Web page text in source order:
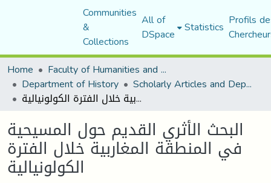
Communities
&
Collections
All of
DSpace Statistics Profils
Home
Faculty of Humanities and Social Sciences
Department of History Scholarly Articles and Department Publications
البحث الأثري القديم حول المسيحية في المنطقة المغاربية خلال الفترة الكولونيالية
البحث الأثري القديم حول المسيحية
في المنطقة المغاربية خلال الفترة
الكولونيالية